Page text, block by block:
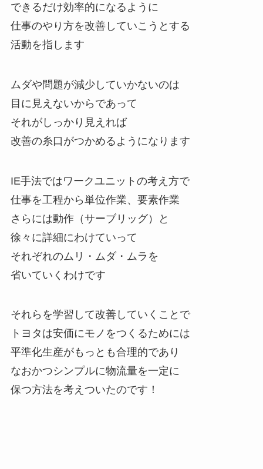
できるだけ効率的になるように
仕事のやり方を改善していこうとする
活動を指します
ムダや問題が減少していかないのは
目に見えないからであって
それがしっかり見えれば
改善の糸口がつかめるようになります
IE手法ではワークユニットの考え方で
仕事を工程から単位作業、要素作業
さらには動作（サーブリッグ）と
徐々に詳細にわけていって
それぞれのムリ・ムダ・ムラを
省いていくわけです
それらを学習して改善していくことで
トヨタは安価にモノをつくるためには
平準化生産がもっとも合理的であり
なおかつシンプルに物流量を一定に
保つ方法を考えついたのです！